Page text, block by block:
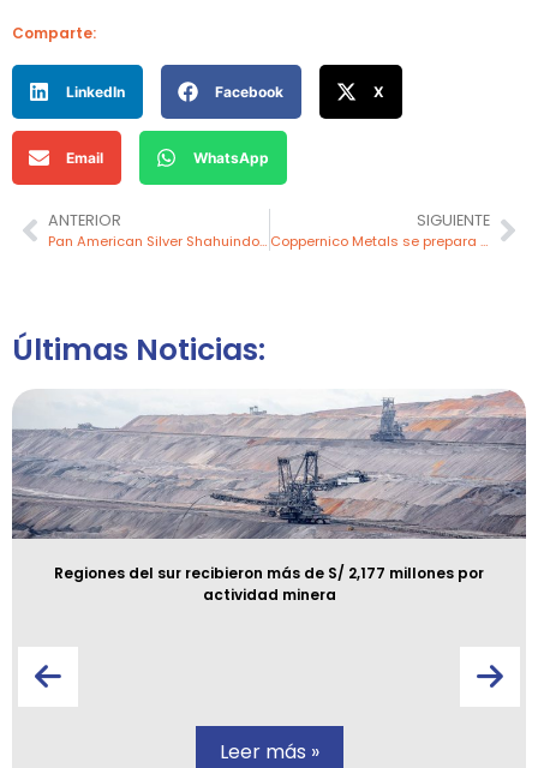
Comparte:
LinkedIn Facebook X
Email WhatsApp
ANTERIOR
Pan American Silver Shahuindo impulsa el desarrollo con infraestructura comunal en su área de influencia directa
SIGUIENTE
Coppernico Metals se prepara para perforación en su Proyecto Sombrero en Perú
Últimas Noticias:
Regiones del sur recibieron más de S/ 2,177 millones por
actividad minera
Leer más »